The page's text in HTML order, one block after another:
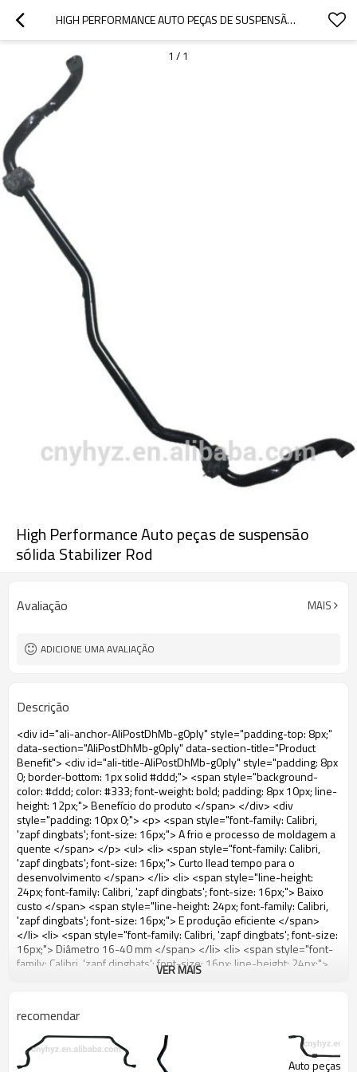
HIGH PERFORMANCE AUTO PEÇAS DE SUSPENSÃO SÓLIDA STABILIZER ROD
1 / 1
High Performance Auto peças de suspensão
sólida Stabilizer Rod
Avaliação MAIS
ADICIONE UMA AVALIAÇÃO
Descrição
<div id="ali-anchor-AliPostDhMb-g0ply" style="padding-top: 8px;" data-section="AliPostDhMb-g0ply" data-section-title="Product Benefit"> <div id="ali-title-AliPostDhMb-g0ply" style="padding: 8px 0; border-bottom: 1px solid #ddd;"> <span style="background-color: #ddd; color: #333; font-weight: bold; padding: 8px 10px; line-height: 12px;"> Benefício do produto </span> </div> <div style="padding: 10px 0;"> <p> <span style="font-family: Calibri, 'zapf dingbats'; font-size: 16px;"> A frio e processo de moldagem a quente </span> </p> <ul> <li> <span style="font-family: Calibri, 'zapf dingbats'; font-size: 16px;"> Curto llead tempo para o desenvolvimento </span> </li> <li> <span style="line-height: 24px; font-family: Calibri, 'zapf dingbats'; font-size: 16px;"> Baixo custo </span> <span style="line-height: 24px; font-family: Calibri, 'zapf dingbats'; font-size: 16px;"> E produção eficiente </span> </li> <li> <span style="font-family: Calibri, 'zapf dingbats'; font-size: 16px;"> Diâmetro 16-40 mm </span> </li> <li> <span style="font-family: Calibri, 'zapf dingbats'; font-size: 16px; line-height: 24px;"> Boa propriedade mecânica com forma de boa aparência </span> </li> <li> <span style="font-family: Calibri, 'zapf dingbats'; font-size: 16px; line-height: 24px;"> Qualquer tipo de furo, qualquer cor que você pode escolher </span> </li> </ul> <div><span style="font-family: Calibri, 'zapf dingbats'; font-size: medium;"><span style="line-height: 24px;"><img src="http://i03.i.aliimg.com/simg/single/icon/placeholder_100x100.png" data-src="http://g03.s.alicdn.com/kf/HTB11Oq7IXXXXXXsXXXXq6xXFXXXC/200215139/HTB11Oq7IXXXXXXsXXXXq6xXFXXXC.jpg" data-alt="High Performance Auto peças de suspensão sólida Stabilizer Rod" ori-width="962" ori-height="506" /> <noscript><img src="http://g03.s.alicdn.com/kf/HTB11Oq7IXXXXXXsXXXXq6xXFXXXC/200215139/HTB11Oq7IXXXXXXsXXXXq6xXFXXXC.jpg" alt="High Performance Auto peças de suspensão sólida Stabilizer Rod" ori-width="962" ori-height="506"></noscript> <span>&nbsp;</span></span></span></div> </div> </div> <div id="ali-anchor-AliPostDhMb-cxscn" style="padding-top: 8px;" data-section="AliPostDhMb-cxscn" data-section-title="Packaging & Shipping"> <div id="ali-title-AliPostDhMb-cxscn" style="padding: 8px 0; border-bottom: 1px solid #ddd;"> <span style="background-color: #ddd; color: #333; font-weight: bold; padding: 8px 10px; line-height: 12px;"> Embalagem e transporte </span> </div> <div style="padding: 10px 0;"> <div> <span style="font-size: 16px; font-family: Calibri, 'zapf dingbats';">1. Embalagem: embalagem netural ou como por a exigência do cliente.</span><br><span style="font-size: 16px; font-family: Calibri, 'zapf dingbats';">2. Tempo de entrega: 30-45days após ter recebido seu depósito avançado.</span> </div> <div><img src="http://i03.i.aliimg.com/simg/single/icon/placeholder_100x100.png" data-src="http://g04.s.alicdn.com/kf/HTB1_aqAIXXXXXXGXVXXq6xXFXXXG/200215139/HTB1_aqAIXXXXXXGXVXXq6xXFXXXG.jpg" data-alt="High Performance Auto peças de suspensão sólida Stabilizer Rod" ori-width="497" ori-height="497" /> <noscript><img src="http://g04.s.alicdn.com/kf/HTB1_aqAIXXXXXXGXVXXq6xXFXXXG/200215139/HTB1_aqAIXXXXXXGXVXXq6xXFXXXG.jpg" alt="High Performance Auto peças de suspensão sólida Stabilizer Rod" ori-width="497" ori-height="497"></noscript> </div> <div><img src="http://i03.i.aliimg.com/simg/single/icon/placeholder_100x100.png" data-src="http://g03.s.alicdn.com/kf/HTB17hCIIXXXXXXIXFXXq6xXFXXXL/200215139/HTB17hCIIXXXXXXIXFXXq6xXFXXXL.jpg" data-alt="High Performance Auto peças de suspensão sólida Stabilizer Rod" ori-width="780" ori-height="585" /> <noscript><img src="http://g03.s.alicdn.com/kf/HTB17hCIIXXXXXXIXFXXq6xXFXXXL/200215139/HTB17hCIIXXXXXXIXFXXq6xXFXXXL.jpg" alt="High Performance Auto peças de suspensão sólida Stabilizer Rod" ori-width="780" ori-height="585"></noscript> <span>&nbsp;</span></div> </div> </div> <div id="ali-anchor-AliPostDhMb-8u8ec" style="padding-top: 8px;" data-section="AliPostDhMb-8u8ec" data-section-title="Our Services"> <div id="ali-title-AliPostDhMb-8u8ec" style="padding: 8px 0; border-bottom: 1px solid #ddd;"> <span style="background-color: #ddd; color: #333; font-weight: bold; padding: 8px 10px; line-height: 12px;"> Nossos serviços </span> </div> <div style="padding: 10px 0;"> <ul> <li> <span style="line-height: 24px; font-family: Calibri, 'zapf dingbats'; font-size: 16px;"> Qualidade: todas as peças estão sob rigoroso controle de qualidade durante a produção e passou por TS1694, iso9001: 2009. </span> <span style="line-height: 24px; font-family: Calibri, 'zapf dingbats'; font-size: 16px;"> Temos equipamentos avançados e sistema de teste. </span> </li> <li> <span style="line-height: 24px; font-family: Calibri, 'zapf dingbats'; font-size: 16px;"> Preço: preço competitivo e melhor serviço para você. a maior quantidade, preço mais baixo. </span> </li> <li> <span style="line-height: 24px; font-family: Calibri, 'zapf dingbats'; font-size: 16px;"> Gravura em produtos como por o pedido do comprador e design </span> </li> <li><span style="line-height: 24px; font-family: Calibri, 'zapf dingbats'; font-size: 16px;"> Se você está interessado em nossos produtos, por favor, não hesite em contactar-nos, Vamos dar o nosso melhor serviço. Nós estamos olhando para a frente a cooperação com você e criar win-win situation.</span></li> </ul> <div><span style="font-family: Calibri, 'zapf dingbats'; font-size: medium;"><span style="line-height: 24px;"><img src="http://i03.i.aliimg.com/simg/single/icon/placeholder_100x100.png" data-src="http://g02.s.alicdn.com/kf/HTB1wb5HIXXXXXaGXFXXq6xXFXXXn/200215139/HTB1wb5HIXXXXXaGXFXXq6xXFXXXn.jpg" data-alt="High Performance Auto peças de suspensão sólida Stabilizer Rod" ori-width="497" ori-height="497" /> <noscript><img src="http://g02.s.alicdn.com/kf/HTB1wb5HIXXXXXaGXFXXq6xXFXXXn/200215139/HTB1wb5HIXXXXXaGXFXXq6xXFXXXn.jpg" alt="High Performance Auto peças de suspensão sólida Stabilizer Rod" ori-width="497" ori-height="497"></noscript> <img src="http://i03.i.aliimg.com/simg/single/icon/placeholder_100x100.png" data-src="http://g04.s.alicdn.com/kf/HTB1T2iQIXXXXXa.XpXXq6xXFXXXy/200215139/HTB1T2iQIXXXXXa.XpXXq6xXFXXXy.jpg" data-alt="High Performance Auto peças de suspensão sólida Stabilizer Rod" ori-width="780" ori-height="1286" /> <noscript><img src="http://g04.s.alicdn.com/kf/HTB1T2iQIXXXXXa.XpXXq6xXFXXXy/200215139/HTB1T2iQIXXXXXa.XpXXq6xXFXXXy.jpg" alt="High Performance Auto peças de suspensão sólida Stabilizer Rod" ori-width="780" ori-height="1286"></noscript> <img src="http://i03.i.aliimg.com/simg/single/icon/placeholder_100x100.png" data-src="http://g02.s.alicdn.com/kf/HTB1rPePIXXXXXauXpXXq6xXFXXXA/200215139/HTB1rPePIXXXXXauXpXXq6xXFXXXA.jpg" data-alt="High Performance Auto peças de suspensão sólida Stabilizer Rod" ori-width="780" ori-height="1286" /> <noscript><img src="http://g02.s.alicdn.com/kf/HTB1rPePIXXXXXauXpXXq6xXFXXXA/200215139/HTB1rPePIXXXXXauXpXXq6xXFXXXA.jpg" alt="High Performance Auto peças de suspensão sólida Stabilizer Rod" ori-width="780" ori-height="1286"></noscript> <span>&nbsp;</span></span></span></div> </div> </div> <div id="ali-anchor-AliPostDhMb-yhau1" style="padding-top: 8px;" data-section="AliPostDhMb-yhau1" data-section-title="Our Equipment"> <div id="ali-title-AliPostDhMb-yhau1" style="padding: 8px 0; border-bottom: 1px solid #ddd;"> <span style="background-color: #ddd; color: #333; font-weight: bold; padding: 8px 10px; line-height: 12px;"> Nosso equipamento </span> </div> <div style="padding: 10px 0;"> <p><img src="http://i03.i.aliimg.com/simg/single/icon/placeholder_100x100.png" data-src="http://g03.s.alicdn.com/kf/HTB1rJuzIXXXXXXXXFXXq6xXFXXX5/200215139/HTB1rJuzIXXXXXXXXFXXq6xXFXXX5.jpg" data-alt="High Performance Auto peças de suspensão sólida Stabilizer Rod" ori-width="497" ori-height="497" /> <noscript><img src="http://g03.s.alicdn.com/kf/HTB1rJuzIXXXXXXXXFXXq6xXFXXX5/200215139/HTB1rJuzIXXXXXXXXFXXq6xXFXXX5.jpg" alt="High Performance Auto peças de suspensão sólida Stabilizer Rod" ori-width="497" ori-height="497"></noscript> </p> <p><img src="http://i03.i.aliimg.com/simg/single/icon/placeholder_100x100.png" data-src="http://g02.s.alicdn.com/kf/HTB1qfKFIXXXXXaSXpXXq6xXFXXXt/200215139/HTB1qfKFIXXXXXaSXpXXq6xXFXXXt.jpg" data-alt="High Performance Auto peças de suspensão sólida Stabilizer Rod" ori-width="497" ori-height="497" /> <noscript><img src="http://g02.s.alicdn.com/kf/HTB1qfKFIXXXXXaSXpXXq6xXFXXXt/200215139/HTB1qfKFIXXXXXaSXpXXq6xXFXXXt.jpg" alt="High Performance Auto peças de suspensão sólida Stabilizer Rod" ori-width="497" ori-height="497"></noscript> <span>&nbsp;</span></p> </div> </div> <div id="ali-anchor-AliPostDhMb-6og3g" style="padding-top: 8px;" data-section="AliPostDhMb-6og3g" data-section-title="Our Company"> <div id="ali-title-AliPostDhMb-6og3g" style="padding: 8px 0; border-bottom: 1px solid #ddd;"> <span style="background-color: #ddd; color: #333; font-weight: bold; padding: 8px 10px; line-height: 12px;"> Nossa empresa </span> </div> <div style="padding: 10px 0;"> <p style="background-color: #f5f5f5;"><span style="line-height: 24px; font-family: Calibri, 'zapf dingbats'; font-size: 16px;"> Taizhou Yongzheng Automobile Parts Co., Ltd. é fundada em 1998, Localizado em Yuhuan, especializada em peças de suspensão, como barra de balanço, braço de controle, estabilizador link e assim por diante.&nbsp;</span></p> <div style="background-color: #f5f5f5;"> <br><span style="line-height: 24px; font-family: Calibri, 'zapf dingbats'; font-size: 16px;"> Depois de mais de dez anos de desenvolvimento, agora é coberto 3.500metros quadrados, 110 funcionários, Dos quais 25 são pessoal técnico, 12 gerentes de pesquisa e desenvolvimento, mais de 26.000.000 rmb ativos fixos, 400 mil conjuntos de barra de balanço de capacidade anual, mais de 6 milhões de dólares. A fim de expandir a capacidade, a compra de 25.000metros quadrados para construir uma out
VER MAIS
recomendar
Auto peças de